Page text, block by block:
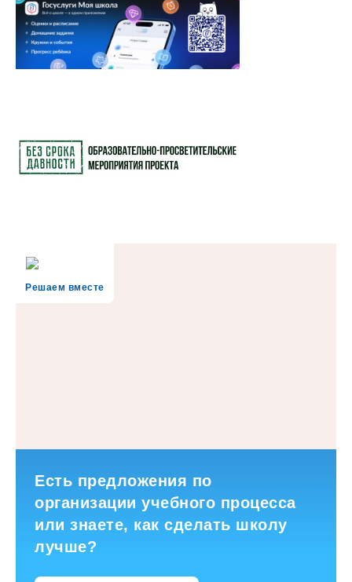
Решаем вместе
Есть предложения по
организации учебного процесса
или знаете, как сделать школу
лучше?